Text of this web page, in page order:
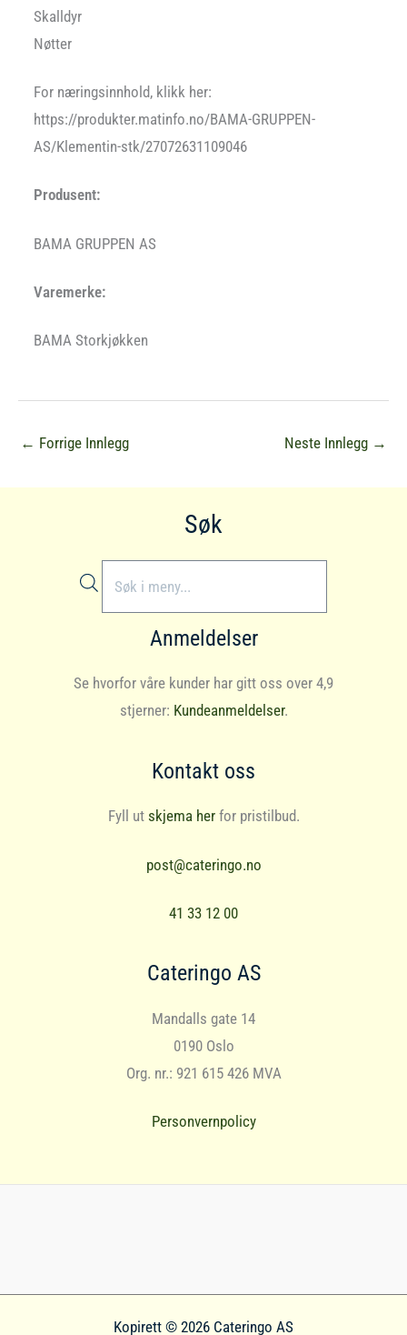
Skalldyr
Nøtter
For næringsinnhold, klikk her:
https://produkter.matinfo.no/BAMA-GRUPPEN-
AS/Klementin-stk/27072631109046
Produsent:
BAMA GRUPPEN AS
Varemerke:
BAMA Storkjøkken
← Forrige Innlegg Neste Innlegg →
Søk
Anmeldelser
Se hvorfor våre kunder har gitt oss over 4,9
stjerner: Kundeanmeldelser.
Kontakt oss
Fyll ut skjema herfor pristilbud.
post@cateringo.no
41 33 12 00
Cateringo AS
Mandalls gate 14
0190 Oslo
Org. nr.: 921 615 426 MVA
Personvernpolicy
Kopirett © 2026 Cateringo AS